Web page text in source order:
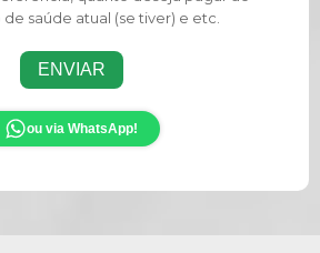
saúde atual (se tiver) e etc.
ENVIAR
ou via WhatsApp!